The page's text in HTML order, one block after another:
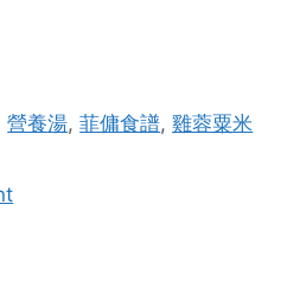
營養湯,菲傭食譜,雞蓉粟米